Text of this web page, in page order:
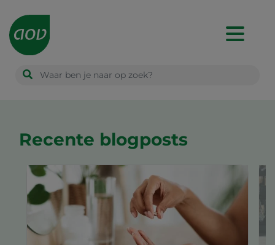
Main
navigation
Recente blogposts